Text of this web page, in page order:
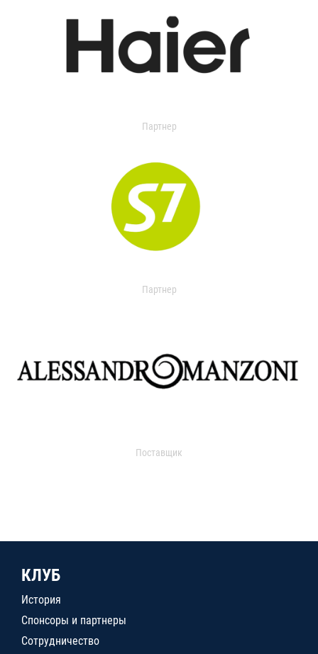
Партнер
Партнер
Поставщик
КЛУБ
История
Спонсоры и партнеры
Сотрудничество